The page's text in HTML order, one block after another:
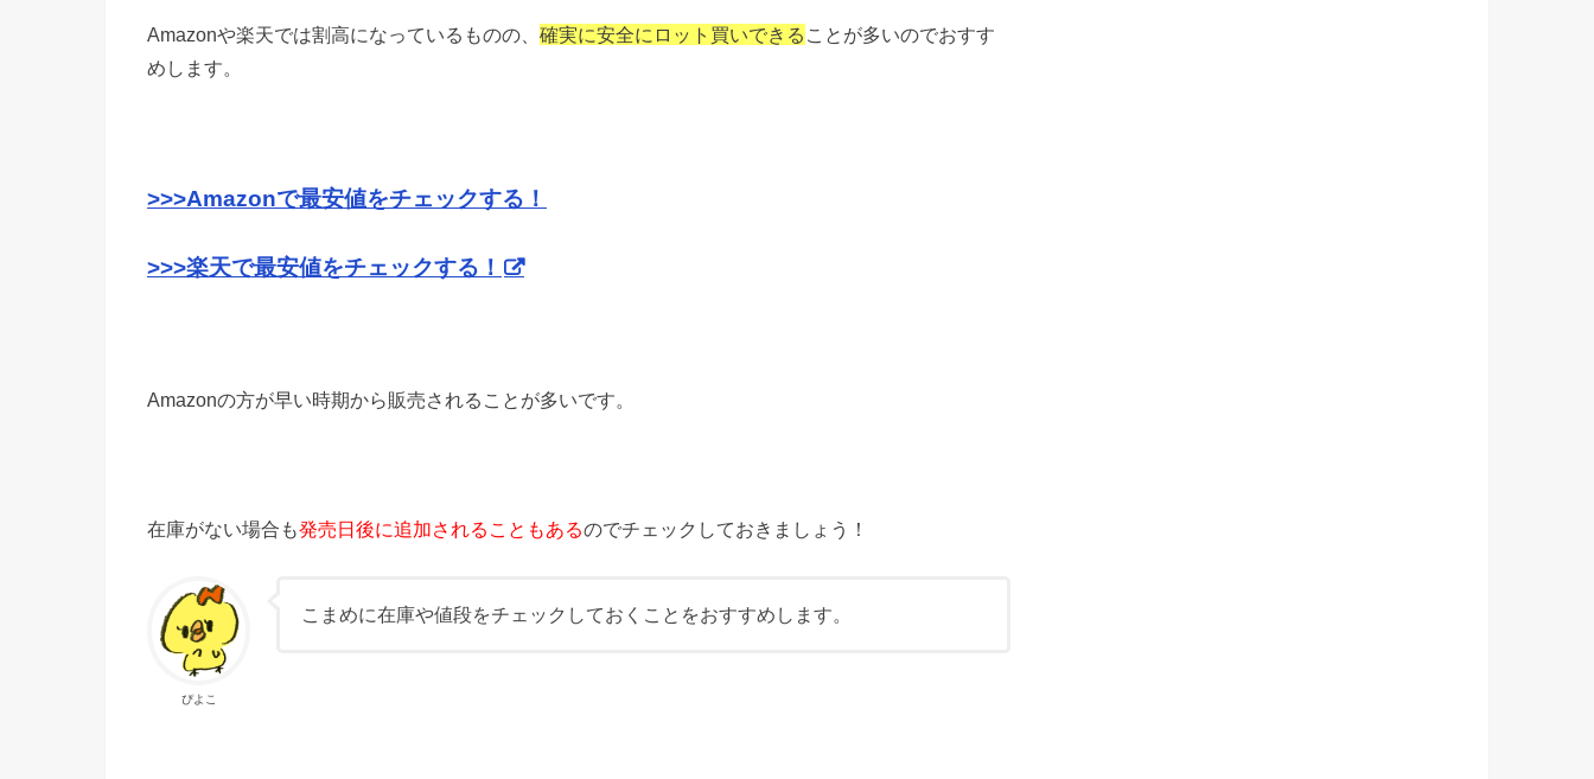
Amazonや楽天では割高になっているものの、 確実に安全にロット買いできる ことが多いのでおすす
めします。
>>>Amazonで最安値をチェックする！
>>>楽天で最安値をチェックする！
Amazonの方が早い時期から販売されることが多いです。
在庫がない場合も発売日後に追加されることもあるのでチェックしておきましょう！
ぴよこ
こまめに在庫や値段をチェックしておくことをおすすめします。